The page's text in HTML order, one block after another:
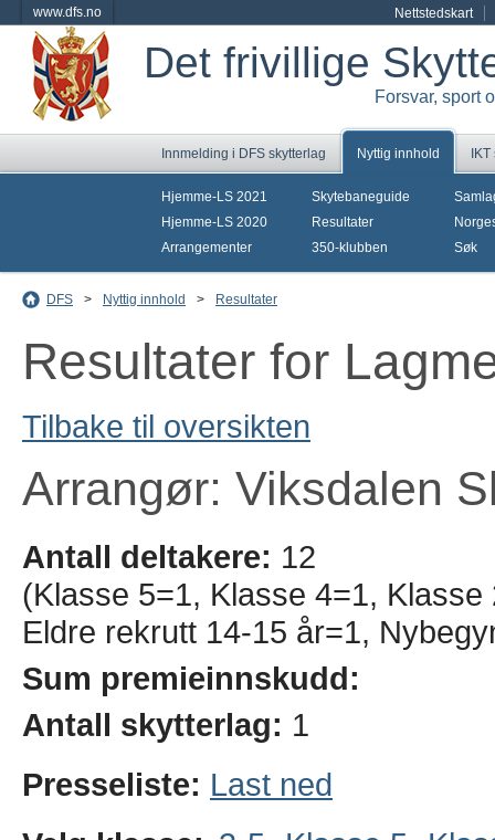
www.dfs.no Nettstedskart
Det frivillige
Forsvar, sport
Innmelding i DFS skytterlag Nyttig innhold
Hjemme-LS 2021
Hjemme-LS 2020
Arrangementer
Skytebaneguide
Resultater
350-klubben
Søk
DFS > Nyttig innhold > Resultater
Resultater for
Tilbake til oversikten
Arrangør: Viksdalen
Antall deltakere: 12
(Klasse 5=1, Klasse 4=1,
Eldre rekrutt 14-15 år=1,
Sum premieinnskudd:
Antall skytterlag: 1
Presseliste: Last ned